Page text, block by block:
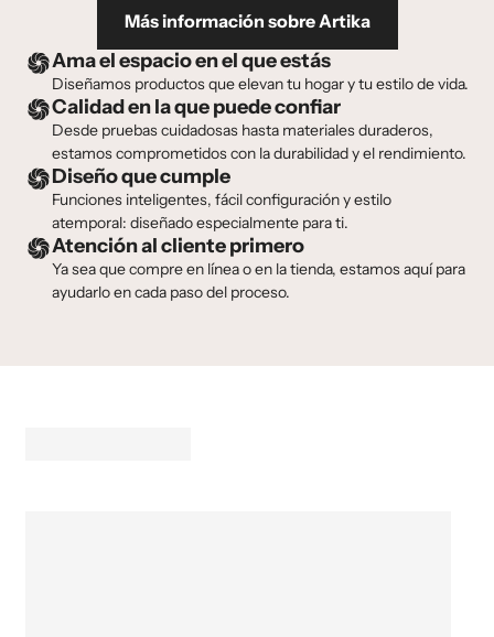
Más información sobre Artika
Ama el espacio en el que estás
Diseñamos productos que elevan tu hogar y tu estilo de vida.
Calidad en la que puede confiar
Desde pruebas cuidadosas hasta materiales duraderos,
estamos comprometidos con la durabilidad y el rendimiento.
Diseño que cumple
Funciones inteligentes, fácil configuración y estilo
atemporal: diseñado especialmente para ti.
Atención al cliente primero
Ya sea que compre en línea o en la tienda, estamos aquí para
ayudarlo en cada paso del proceso.